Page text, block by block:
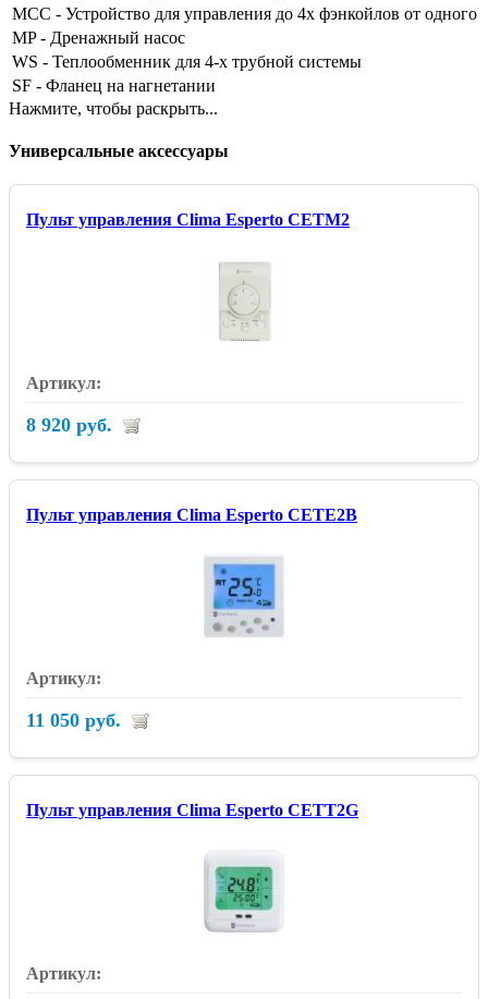
MCC - Устройство для управления до 4х фэнкойлов от одного
MP - Дренажный насос
WS - Теплообменник для 4-х трубной системы
SF - Фланец на нагнетании
Нажмите, чтобы раскрыть...
Универсальные аксессуары
Пульт управления Clima Esperto CETM2
8 920 руб.
Пульт управления Clima Esperto CETE2B
11 050 руб.
Пульт управления Clima Esperto CETT2G